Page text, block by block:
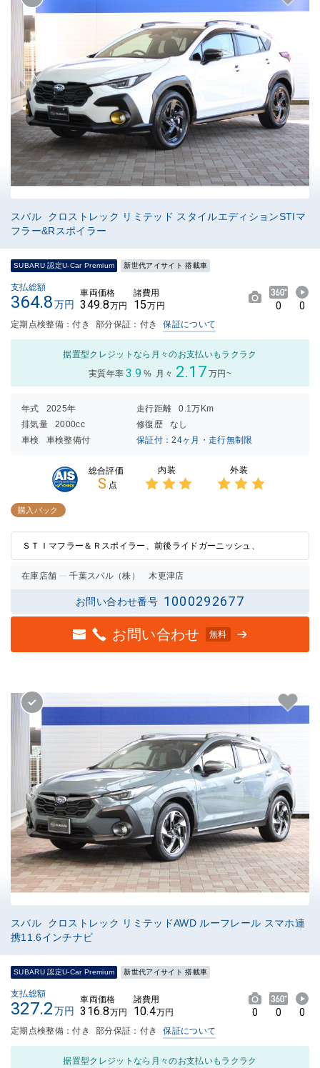
スバル クロストレック リミテッド スタイルエディションSTIマ
フラー&Rスポイラー
SUBARU 認定U-Car Premium 新世代アイサイト 搭載車
支払総額
364.8万円
車両価格
349.8万円
諸費用
15万円 0 0
定期点検整備：付き 部分保証：付き 保証について
据置型クレジットなら月々のお支払いもラクラク
実質年率 3.9 % 月々 2.17 万円~
年式 2025年 走行距離
0.1万Km
排気量
2000cc 修復歴
なし
車検
車検整備付 保証付：24ヶ月・走行無制限
総合評価
S 点
内装 外装
購入パック
ＳＴＩマフラー＆Ｒスポイラー、前後ライドガーニッシュ、
在庫店舗 千葉スバル（株） 木更津店
お問い合わせ番号 1000292677
お問い合わせ 無料
スバル クロストレック リミテッドAWD ルーフレール スマホ連
携11.6インチナビ
SUBARU 認定U-Car Premium 新世代アイサイト 搭載車
支払総額
327.2万円
車両価格
316.8万円
諸費用
10.4万円 0 0 0
定期点検整備：付き 部分保証：付き 保証について
据置型クレジットなら月々のお支払いもラクラク